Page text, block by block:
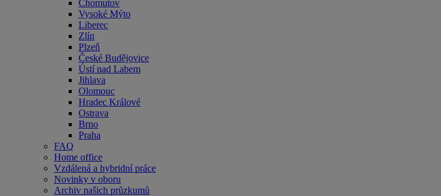
Chomutov
Vysoké Mýto
Liberec
Zlín
Plzeň
České Budějovice
Ústí nad Labem
Jihlava
Olomouc
Hradec Králové
Ostrava
Brno
Praha
FAQ
Home office
Vzdálená a hybridní práce
Novinky v oboru
Archiv našich průzkumů